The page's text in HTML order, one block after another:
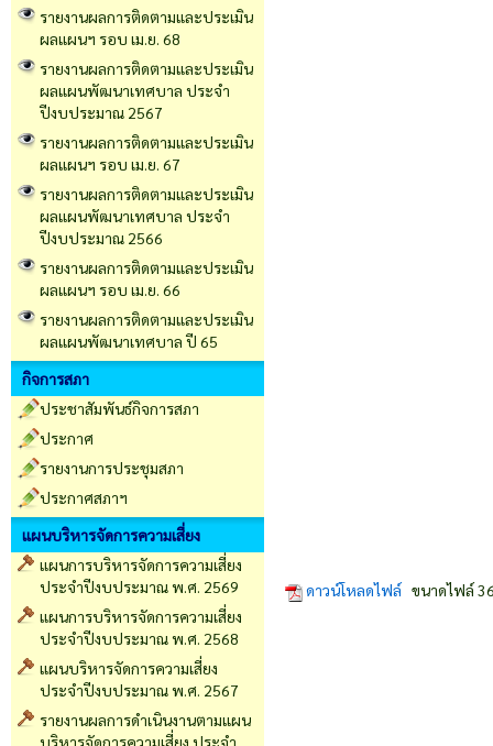
รายงานผลการติดตามและประเมิน
ผลแผนฯ รอบ เม.ย. 68
รายงานผลการติดตามและประเมิน
ผลแผนพัฒนาเทศบาล ประจำ
ปีงบประมาณ 2567
รายงานผลการติดตามและประเมิน
ผลแผนฯ รอบ เม.ย. 67
รายงานผลการติดตามและประเมิน
ผลแผนพัฒนาเทศบาล ประจำ
ปีงบประมาณ 2566
รายงานผลการติดตามและประเมิน
ผลแผนฯ รอบ เม.ย. 66
รายงานผลการติดตามและประเมิน
ผลแผนพัฒนาเทศบาล ปี 65
กิจการสภา
ประชาสัมพันธ์กิจการสภา
ประกาศ
รายงานการประชุมสภา
ประกาศสภาฯ
แผนบริหารจัดการความเสี่ยง
แผนการบริหารจัดการความเสี่ยง
ประจำปีงบประมาณ พ.ศ. 2569
แผนการบริหารจัดการความเสี่ยง
ประจำปีงบประมาณ พ.ศ. 2568
แผนบริหารจัดการความเสี่ยง
ประจำปีงบประมาณ พ.ศ. 2567
รายงานผลการดำเนินงานตามแผน
บริหารจัดการความเสี่ยง ประจำ
ดาวน์โหลดไฟล์ ขนาดไฟล์